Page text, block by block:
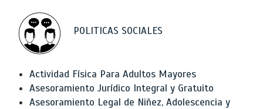
POLITICAS SOCIALES
Actividad Física Para Adultos Mayores
Asesoramiento Jurídico Integral y Gratuito
Asesoramiento Legal de Niñez, Adolescencia y